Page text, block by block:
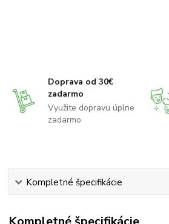
Doprava od 30€
zadarmo
Využite dopravu úplne
zadarmo
Kompletné špecifikácie